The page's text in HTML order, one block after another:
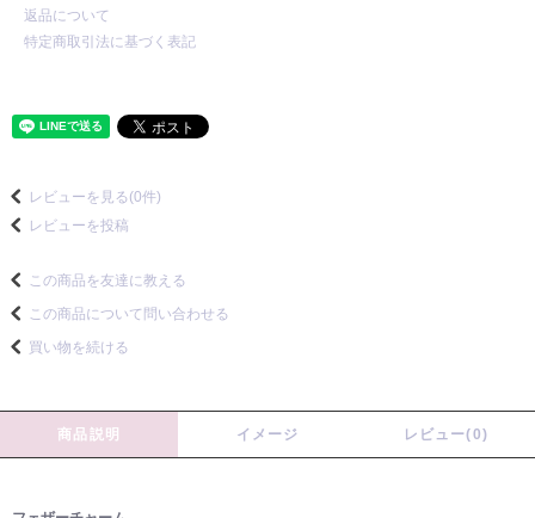
返品について
特定商取引法に基づく表記
レビューを見る(0件)
レビューを投稿
この商品を友達に教える
この商品について問い合わせる
買い物を続ける
商品説明 イメージ レビュー(0)